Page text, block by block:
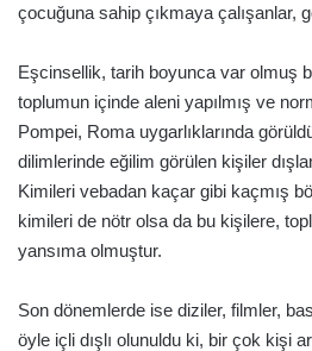
çocuğuna sahip çıkmaya çalışanlar,
Eşcinsellik, tarih boyunca var olmuş
toplumun içinde aleni yapılmış ve
Pompei, Roma uygarlıklarında
dilimlerinde eğilim görülen kişiler
Kimileri vebadan kaçar gibi kaçmış
kimileri de nötr olsa da bu kişilere,
yansıma olmuştur.
Son dönemlerde ise diziler, filmler,
öyle içli dışlı olunuldu ki, bir çok kişi